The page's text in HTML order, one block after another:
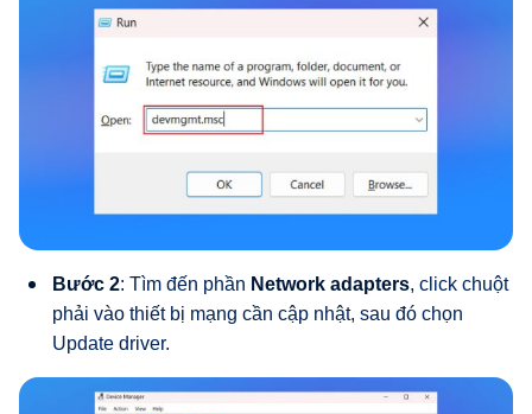
Bước 2: Tìm đến phần Network adapters, click chuột
phải vào thiết bị mạng cần cập nhật, sau đó chọn
Update driver.